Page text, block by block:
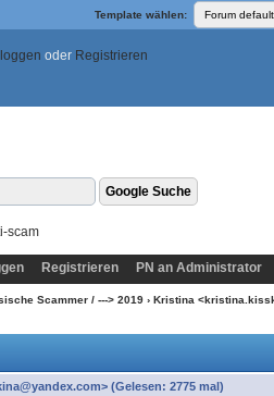
Template wählen:
oder Registrieren
scam
Registrieren PN an Administrator
Scammer / ---> 2019› Kristina
(Gelesen: 2775 mal)